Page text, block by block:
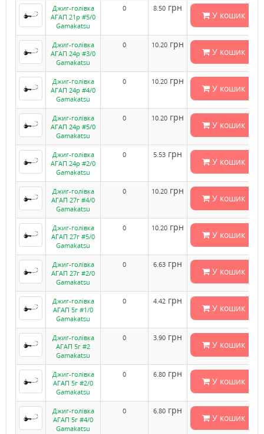
Джиг-голівка
АГАП 21р #5/0
Gamakatsu
0 8.50 грн
У кошик
Джиг-голівка
АГАП 24р #3/0
Gamakatsu
0 10.20 грн
У кошик
Джиг-голівка
АГАП 24р #4/0
Gamakatsu
0 10.20 грн
У кошик
Джиг-голівка
АГАП 24р #5/0
Gamakatsu
0 10.20 грн
У кошик
Джиг-голівка
АГАП 24р #2/0
Gamakatsu
0 5.53 грн
У кошик
Джиг-голівка
АГАП 27г #4/0
Gamakatsu
0 10.20 грн
У кошик
Джиг-голівка
АГАП 27г #5/0
Gamakatsu
0 10.20 грн
У кошик
Джиг-голівка
АГАП 27г #2/0
Gamakatsu
0 6.63 грн
У кошик
Джиг-голівка
АГАП 5г #1/0
Gamakatsu
0 4.42 грн
У кошик
Джиг-голівка
АГАП 5г #2
Gamakatsu
0 3.90 грн
У кошик
Джиг-голівка
АГАП 5г #2/0
Gamakatsu
0 6.80 грн
У кошик
Джиг-голівка
АГАП 5г #4/0
Gamakatsu
0 6.80 грн
У кошик